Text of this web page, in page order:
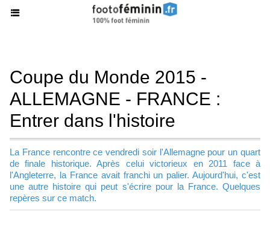
Coupe du Monde 2015 -
ALLEMAGNE - FRANCE :
Entrer dans l'histoire
La France rencontre ce vendredi soir l'Allemagne pour un quart
de finale historique. Après celui victorieux en 2011 face à
l'Angleterre, la France avait franchi un palier. Aujourd'hui, c'est
une autre histoire qui peut s'écrire pour la France. Quelques
repères sur ce match.